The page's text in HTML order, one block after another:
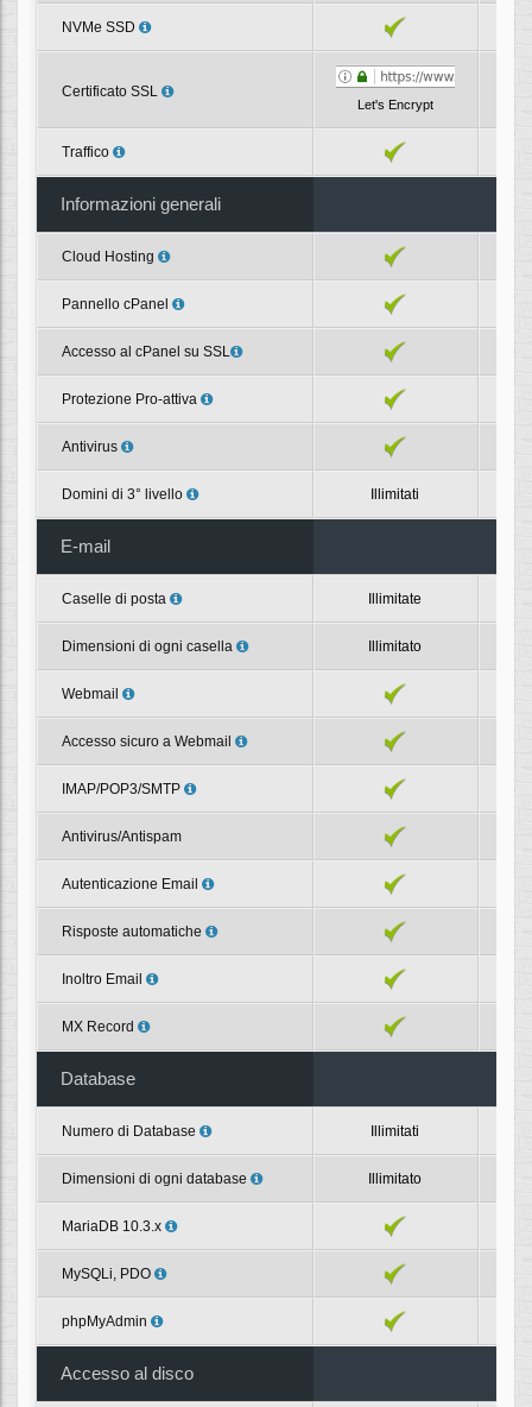
NVMe SSD
Certificato SSL
Traffico
Informazioni generali
Cloud Hosting
Pannello cPanel
Accesso al cPanel su SSL
Protezione Pro-attiva
Antivirus
Domini di 3° livello
E-mail
Caselle di posta
Dimensioni di ogni casella
Webmail
Accesso sicuro a Webmail
IMAP/POP3/SMTP
Antivirus/Antispam
Autenticazione Email
Risposte automatiche
Inoltro Email
MX Record
Database
Numero di Database
Dimensioni di ogni database
MariaDB 10.3.x
MySQLi, PDO
phpMyAdmin
Accesso al disco
Let's Encrypt
Illimitati
Illimitate
Illimitato
Illimitati
Illimitato